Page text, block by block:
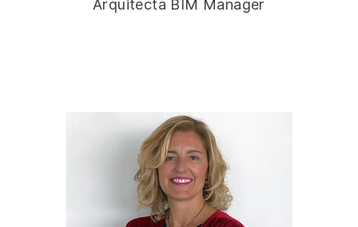
Arquitecta BIM Manager